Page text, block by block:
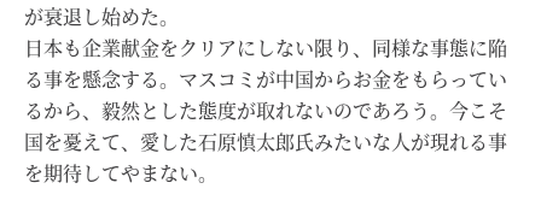
が衰退し始めた。
日本も企業献金をクリアにしない限り、同様な事態に陥
る事を懸念する。マスコミが中国からお金をもらってい
るから、毅然とした態度が取れないのであろう。今こそ
国を憂えて、愛した石原慎太郎氏みたいな人が現れる事
を期待してやまない。